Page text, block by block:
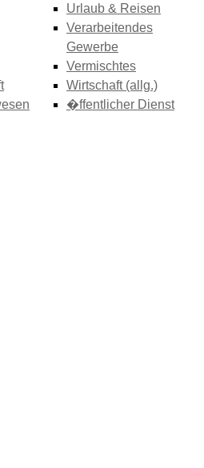
Urlaub & Reisen
Verarbeitendes
Gewerbe
Vermischtes
Wirtschaft (allg.)
�ffentlicher Dienst